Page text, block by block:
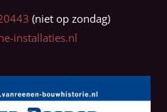
installaties.nl